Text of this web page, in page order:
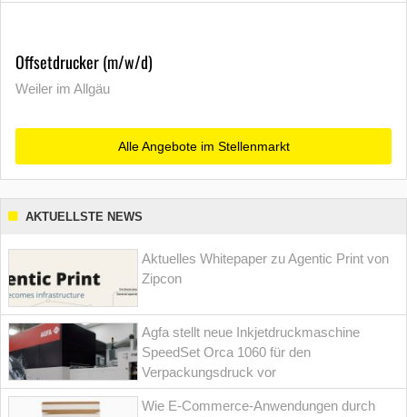
Offsetdrucker (m/w/d)
Weiler im Allgäu
Alle Angebote im Stellenmarkt
AKTUELLSTE NEWS
Aktuelles Whitepaper zu Agentic Print von
Zipcon
Agfa stellt neue Inkjetdruckmaschine
SpeedSet Orca 1060 für den
Verpackungsdruck vor
Wie E-Commerce-Anwendungen durch